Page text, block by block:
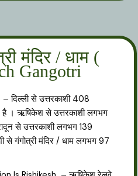
मंदिर / धाम (
Gangotri
दिल्ली से उत्तरकाशी 408
है । ऋषिकेश से उत्तरकाशी लगभग
से उत्तरकाशी लगभग 139
से गंगोत्री मंदिर / धाम लगभग 97